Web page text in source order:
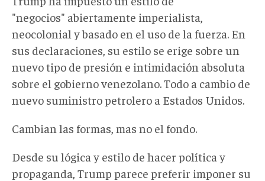
"negocios" abiertamente imperialista,
neocolonial y basado en el uso de la fuerza. En
sus declaraciones, su estilo se erige sobre un
nuevo tipo de presión e intimidación absoluta
sobre el gobierno venezolano. Todo a cambio de
nuevo suministro petrolero a Estados Unidos.
Cambian las formas, mas no el fondo.
Desde su lógica y estilo de hacer política y
propaganda, Trump parece preferir imponer su